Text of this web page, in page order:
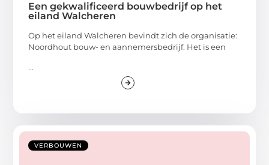
Een gekwalificeerd bouwbedrijf op het
eiland Walcheren
Op het eiland Walcheren bevindt zich de organisatie:
Noordhout bouw- en aannemersbedrijf. Het is een
...
VERBOUWEN